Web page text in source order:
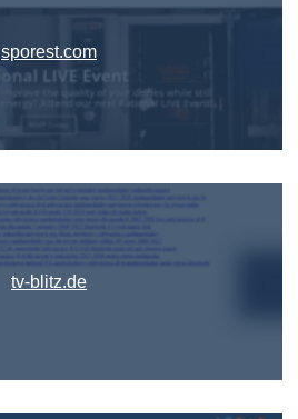
sporest.com
tv-blitz.de